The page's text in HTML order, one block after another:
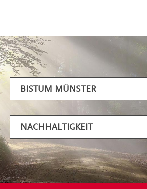
Artikel filtern
BISTUM MÜNSTER
NACHHALTIGKEIT